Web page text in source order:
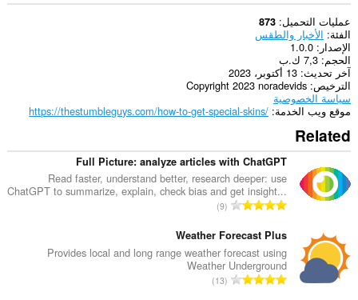
عمليات التحميل 873
الفئة الأخبار والطقس
الإصدار
1.0.0
الحجم 7,3 ك.ب
آخر تحديث 13 أكتوبر، 2023
الترخيص Copyright 2023 noradevids
سياسة الخصوصية
موقع ويب الخدمة https://thestumbleguys.com/how-to-get-special-skins/
Related
Full Picture: analyze articles with ChatGPT
Read faster, understand better, research deeper: use
ChatGPT to summarize, explain, check bias and get insight...
ا
ع
د
د
ا
9
Weather Forecast Plus
Provides local and long range weather forecast using
Weather Underground
ا 13